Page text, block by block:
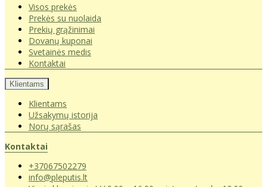
Visos prekės
Prekės su nuolaida
Prekių grąžinimai
Dovanų kuponai
Svetainės medis
Kontaktai
Klientams
Klientams
Užsakymų istorija
Norų sąrašas
Kontaktai
+37067502279
info@pleputis.lt